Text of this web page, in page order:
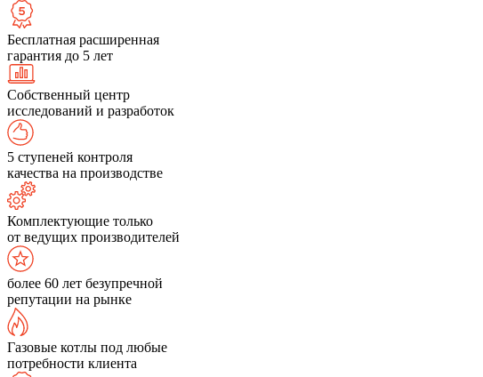
Бесплатная расширенная
гарантия до 5 лет
Собственный центр
исследований и разработок
5 ступеней контроля
качества на производстве
Комплектующие только
от ведущих производителей
более 60 лет безупречной
репутации на рынке
Газовые котлы под любые
потребности клиента